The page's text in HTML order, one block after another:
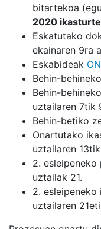
bitartekoa
2020
Eskatutako
ekainaren 9ra
Eskabideak
Behin-
Behin-
uztailaren 7tik
Behin-betiko
Onartutako
uztailaren
2.
uztailak 21.
2. esleipeneko
uztailaren